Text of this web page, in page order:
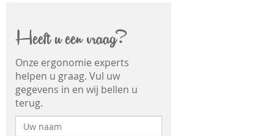
Heeft u een vraag?
Onze ergonomie experts
helpen u graag. Vul uw
gegevens in en wij bellen u
terug.